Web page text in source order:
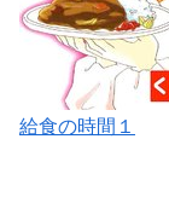
給食の時間１